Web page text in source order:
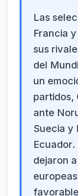
Las
Francia
sus
del
un
partidos,
ante
Suecia y
dejaron